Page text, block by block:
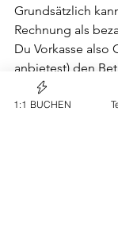
Grundsätzlich
Rechnung als
Du Vorkasse also
anbietest) den
kannst Du selbst
1:1 BUCHEN